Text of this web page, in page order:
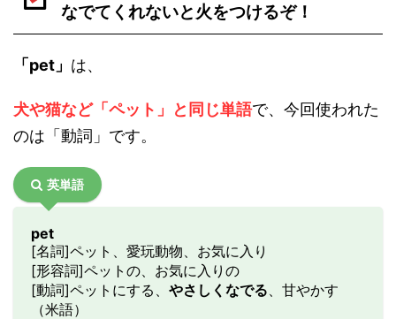
なでてくれないと火をつけるぞ！
「pet」 は、
犬や猫など「ペット」と同じ単語で、今回使われた
のは「動詞」です。
英単語
pet
[名詞]ペット、愛玩動物、お気に入り
[形容詞]ペットの、お気に入りの
[動詞]ペットにする、 やさしくなでる 、甘やかす
（米語）